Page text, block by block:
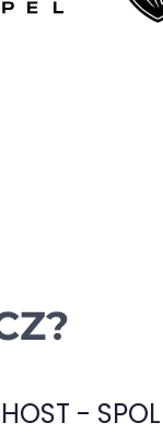
?
-